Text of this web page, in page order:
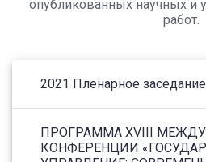
2021 Пленарное заседание
ПРОГРАММА XVIII
КОНФЕРЕНЦИИ
опубликованных научных и
работ.